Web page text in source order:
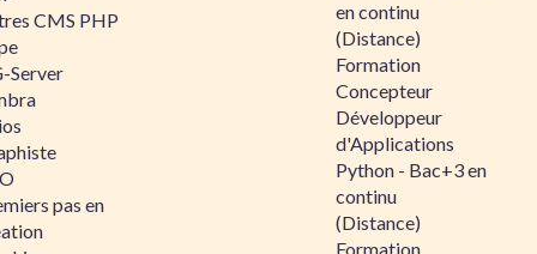
CMS PHP
Server
pas en
en continu
(Distance)
Formation
Concepteur
Développeur
d'Applications
Python - Bac+3 en
continu
(Distance)
Formation